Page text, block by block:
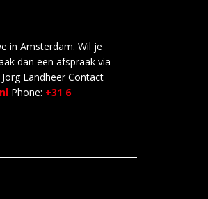
in Amsterdam. Wil je
dan een afspraak via
Landheer Contact
Phone: +31 6